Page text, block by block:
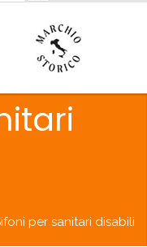
per sanitari disabili